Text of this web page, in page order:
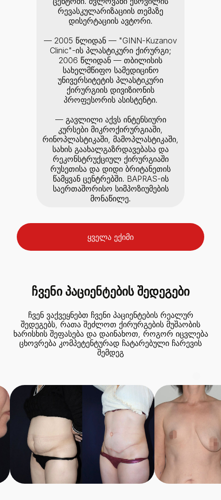
რევასკულარიზაციის თემაზე
დისერტაციის ავტორი.
— 2005 წლიდან — "GINN-Kuzanov
Clinic"-ის პლასტიკური ქირურგი;
2006 წლიდან — თბილისის
სახელმწიფო სამედიცინო
უნივერსიტეტის პლასტიკური
ქირურგიის დივიზიონის
პროფესორის ასისტენტი.
— გავლილი აქვს ინტენსიური
კურსები მიკროქირურგიაში,
რინოპლასტიკაში, მამოპლასტიკაში,
სახის გაახალგაზრდავებასა და
რეკონსტრუქციულ ქირურგიაში
რუსეთისა და დიდი ბრიტანეთის
წამყვან ცენტრებში. BAPRAS-ის
საერთაშორისო სიმპოზიუმების
მონაწილე.
ყველა ექიმი
ჩვენი პაციენტების შედეგები
ჩვენ ვაქვეყნებთ ჩვენი პაციენტების რეალურ
შედეგებს, რათა შეძლოთ ქირურგების მუშაობის
ხარისხის შეფასება და დაინახოთ, როგორ იცვლება
ცხოვრება კომპეტენტურად ჩატარებული ჩარევის
შემდეგ